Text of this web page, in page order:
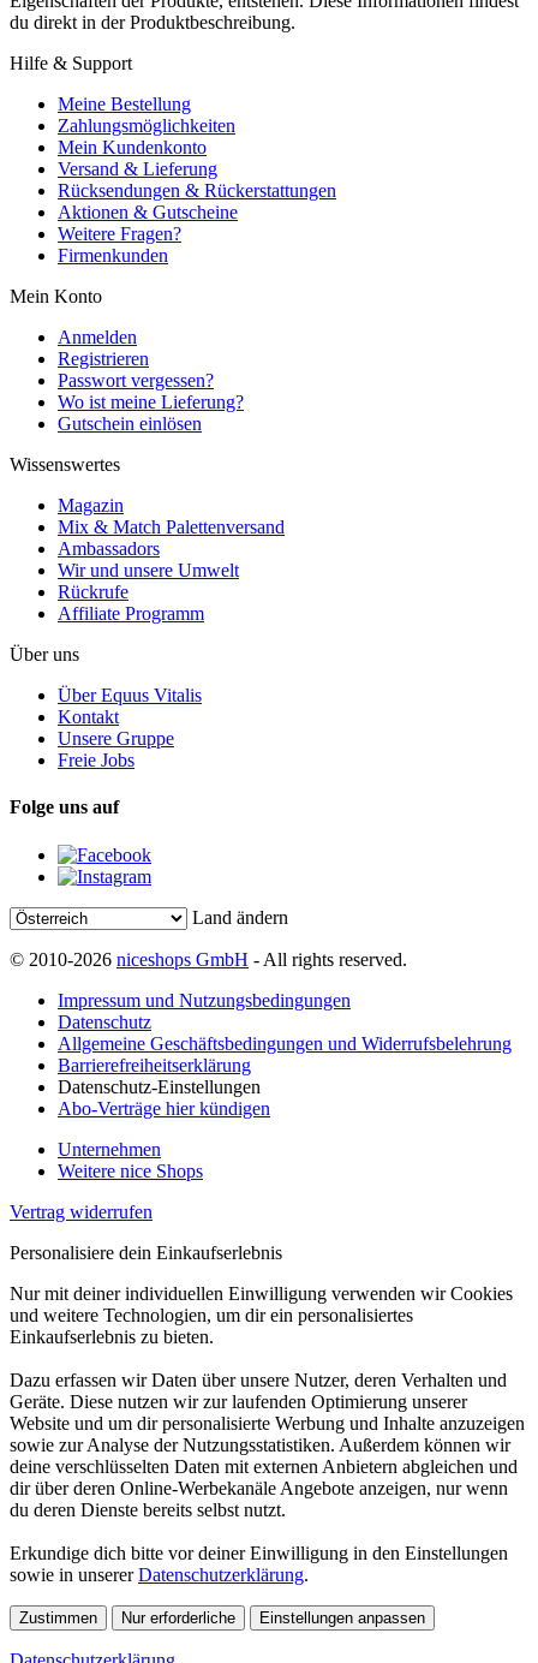
du direkt in der Produktbeschreibung.
Hilfe & Support
Meine Bestellung
Zahlungsmöglichkeiten
Mein Kundenkonto
Versand & Lieferung
Rücksendungen & Rückerstattungen
Aktionen & Gutscheine
Weitere Fragen?
Firmenkunden
Mein Konto
Anmelden
Registrieren
Passwort vergessen?
Wo ist meine Lieferung?
Gutschein einlösen
Wissenswertes
Magazin
Mix & Match Palettenversand
Ambassadors
Wir und unsere Umwelt
Rückrufe
Affiliate Programm
Über uns
Über Equus Vitalis
Kontakt
Unsere Gruppe
Freie Jobs
Folge uns auf
Land ändern
© 2010-2026 niceshops GmbH - All rights reserved.
Impressum und Nutzungsbedingungen
Datenschutz
Allgemeine Geschäftsbedingungen und Widerrufsbelehrung
Barrierefreiheitserklärung
Datenschutz-Einstellungen
Abo-Verträge hier kündigen
Unternehmen
Weitere nice Shops
Vertrag widerrufen
Personalisiere dein Einkaufserlebnis
Nur mit deiner individuellen Einwilligung verwenden wir Cookies
und weitere Technologien, um dir ein personalisiertes
Einkaufserlebnis zu bieten.
Dazu erfassen wir Daten über unsere Nutzer, deren Verhalten und
Geräte. Diese nutzen wir zur laufenden Optimierung unserer
Website und um dir personalisierte Werbung und Inhalte anzuzeigen
sowie zur Analyse der Nutzungsstatistiken. Außerdem können wir
deine verschlüsselten Daten mit externen Anbietern abgleichen und
dir über deren Online-Werbekanäle Angebote anzeigen, nur wenn
du deren Dienste bereits selbst nutzt.
Erkundige dich bitte vor deiner Einwilligung in den Einstellungen
sowie in unsererDatenschutzerklärung.
Zustimmen Nur erforderliche Einstellungen anpassen